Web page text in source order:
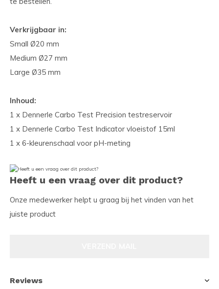
Verkrijgbaar in:
Small Ø20 mm
Medium Ø27 mm
Large Ø35 mm
Inhoud:
1 x Dennerle Carbo Test Precision testreservoir
1 x Dennerle Carbo Test Indicator vloeistof 15ml
1 x 6-kleurenschaal voor pH-meting
Heeft u een vraag over dit product?
Onze medewerker helpt u graag bij het vinden van het
juiste product
Reviews